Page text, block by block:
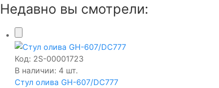
Недавно вы смотрели:
Код: 2S-00001723
В наличии: 4 шт.
Стул олива GH-607/DC777